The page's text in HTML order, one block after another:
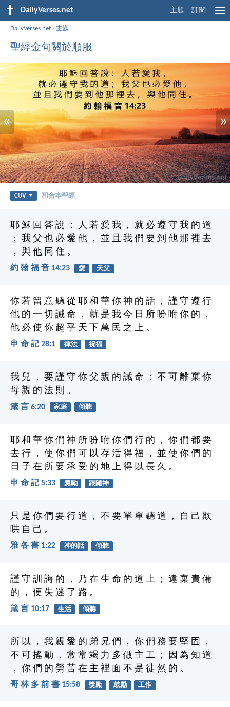
DailyVerses.net 主題 訂閱
DailyVerses.net › 主題
聖經金句關於順服
« »
CUV 和合本聖經
耶 穌 回 答 說 ： 人 若 愛 我 ， 就 必 遵 守 我 的 道
； 我 父 也 必 愛 他 ， 並 且 我 們 要 到 他 那 裡 去
， 與 他 同 住 。
約 翰 福 音 14:23 愛 天父
你 若 留 意 聽 從 耶 和 華 你 神 的 話 ， 謹 守 遵 行
他 的 一 切 誡 命 ， 就 是 我 今 日 所 吩 咐 你 的 ，
他 必 使 你 超 乎 天 下 萬 民 之 上 。
申 命 記 28:1 律法 祝福
我 兒 ， 要 謹 守 你 父 親 的 誡 命 ； 不 可 離 棄 你
母 親 的 法 則 。
箴 言 6:20 家庭 傾聽
耶 和 華 你 們 神 所 吩 咐 你 們 行 的 ， 你 們 都 要
去 行 ， 使 你 們 可 以 存 活 得 福 ， 並 使 你 們 的
日 子 在 所 要 承 受 的 地 上 得 以 長 久 。
申 命 記 5:33 獎勵 跟隨神
只 是 你 們 要 行 道 ， 不 要 單 單 聽 道 ， 自 己 欺
哄 自 己 。
雅 各 書 1:22 神的話 傾聽
謹 守 訓 誨 的 ， 乃 在 生 命 的 道 上 ； 違 棄 責 備
的 ， 便 失 迷 了 路 。
箴 言 10:17 生活 傾聽
所 以 ， 我 親 愛 的 弟 兄 們 ， 你 們 務 要 堅 固 ，
不 可 搖 動 ， 常 常 竭 力 多 做 主 工 ； 因 為 知 道
， 你 們 的 勞 苦 在 主 裡 面 不 是 徒 然 的 。
哥 林 多 前 書 15:58 獎勵 鼓勵 工作